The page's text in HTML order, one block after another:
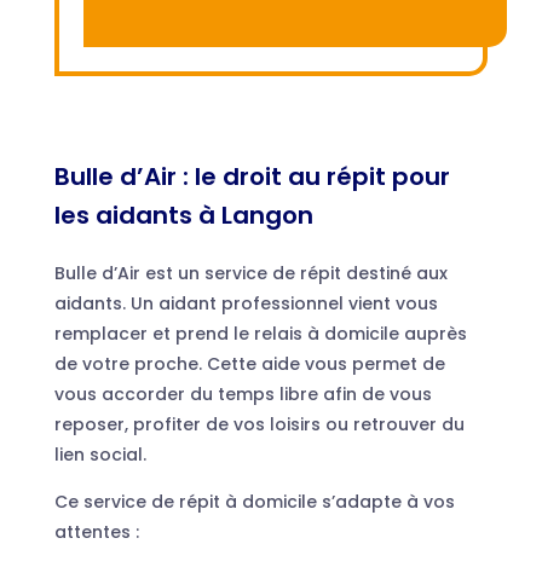
Bulle d’Air : le droit au répit pour
les aidants à Langon
Bulle d’Air est un service de répit destiné aux
aidants. Un aidant professionnel vient vous
remplacer et prend le relais à domicile auprès
de votre proche. Cette aide vous permet de
vous accorder du temps libre afin de vous
reposer, profiter de vos loisirs ou retrouver du
lien social.
Ce service de répit à domicile s’adapte à vos
attentes :